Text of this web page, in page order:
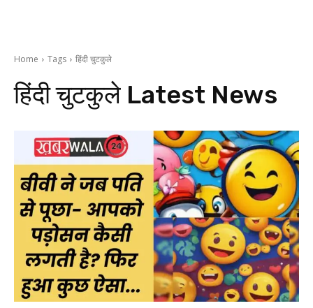
Home Tags हिंदी चुटकुले
हिंदी चुटकुले Latest News